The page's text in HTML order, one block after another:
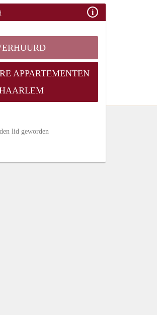
APPARTEMENTEN
lid geworden